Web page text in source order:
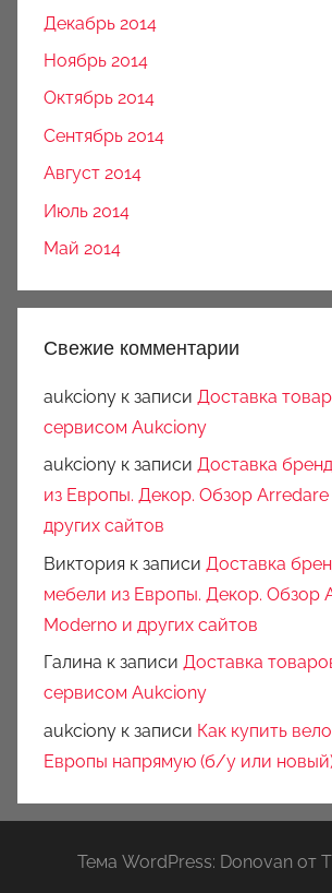
Декабрь 2014
Ноябрь 2014
Октябрь 2014
Сентябрь 2014
Август 2014
Июль 2014
Май 2014
Свежие комментарии
aukciony к записи Доставка
сервисом Aukciony
aukciony к записи Доставка
из Европы. Декор. Обзор
других сайтов
Виктория к записи Доставка
мебели из Европы. Декор. Обзор
Moderno и других сайтов
Галина к записи Доставка
сервисом Aukciony
aukciony к записи Как купить
Европы напрямую (б/у или
Тема WordPress: Donovan от